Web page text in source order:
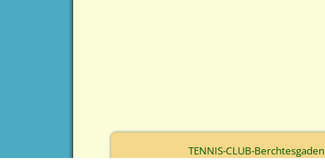
TENNIS-CLUB-